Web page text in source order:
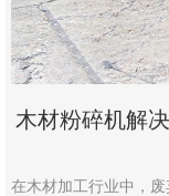
木材粉碎机解
在木材加工行业中，